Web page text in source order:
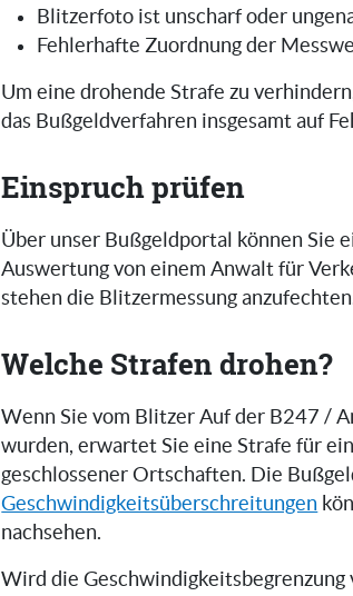
Blitzerfoto ist unscharf oder
Fehlerhafte Zuordnung der
Um eine drohende Strafe zu
das Bußgeldverfahren insgesamt auf
Einspruch prüfen
Über unser Bußgeldportal können Sie
Auswertung von einem Anwalt für
stehen die Blitzermessung
Welche Strafen drohen?
Wenn Sie vom Blitzer Auf der B247 /
wurden, erwartet Sie eine Strafe für
geschlossener Ortschaften. Die
Geschwindigkeitsüberschreitungen
nachsehen.
Wird die